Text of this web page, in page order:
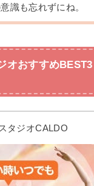
識も忘れずにね。
オおすすめ
タジオCALDO